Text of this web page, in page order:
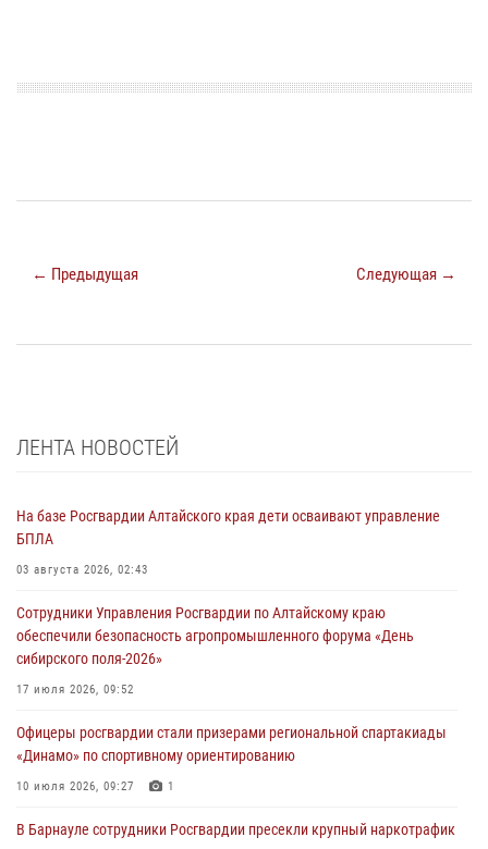
← Предыдущая Следующая →
ЛЕНТА НОВОСТЕЙ
На базе Росгвардии Алтайского края дети осваивают управление
БПЛА
03 августа 2026, 02:43
Сотрудники Управления Росгвардии по Алтайскому краю
обеспечили безопасность агропромышленного форума «День
сибирского поля-2026»
17 июля 2026, 09:52
Офицеры росгвардии стали призерами региональной спартакиады
«Динамо» по спортивному ориентированию
10 июля 2026, 09:27 1
В Барнауле сотрудники Росгвардии пресекли крупный наркотрафик